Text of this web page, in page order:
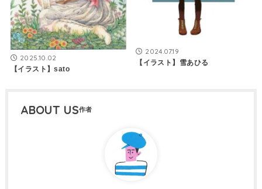
2025.10.02
【イラスト】sato
2024.07.19
【イラスト】雪あひる
ABOUT US